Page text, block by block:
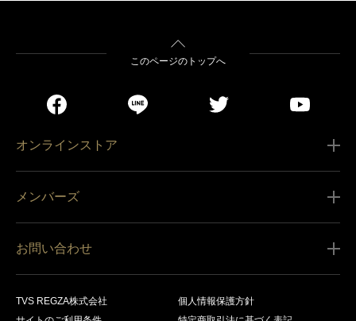
このページのトップへ
オンラインストア
営業日カレンダー
メンバーズ
会員規約
お問い合わせ
TVS REGZA株式会社
個人情報保護方針